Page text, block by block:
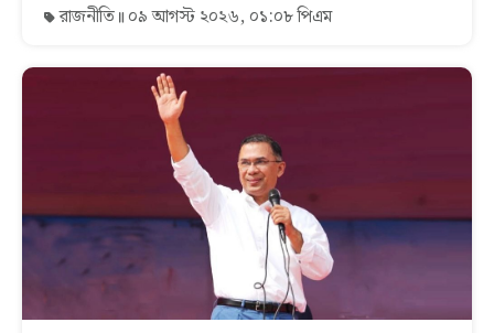
রাজনীতি ০৯ আগস্ট ২০২৬, ০১:০৮ পিএম